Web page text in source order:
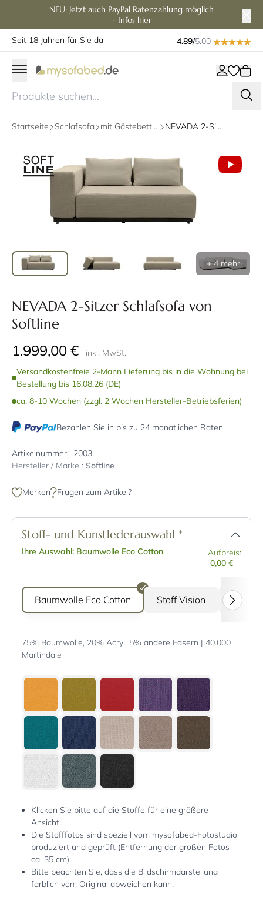
NEU: Jetzt auch PayPal Ratenzahlung möglich
- Infos hier
Seit 18 Jahren für Sie da
4.89/5.00
Startseite Schlafsofa mit Gästebettfunktion NEVADA 2-Sitzer Schlafsofa von Softline
+ 4 mehr
NEVADA 2-Sitzer Schlafsofa von
Softline
1.999,00 €
inkl. MwSt.
Versandkostenfreie 2-Mann Lieferung bis in die Wohnung bei
Bestellung bis 16.08.26 (DE)
ca. 8-10 Wochen (zzgl. 2 Wochen Hersteller-Betriebsferien)
Bezahlen Sie in bis zu 24 monatlichen Raten
Artikelnummer: 2003
Hersteller / Marke : Softline
Merken Fragen zum Artikel?
Stoff- und Kunstlederauswahl *
Ihre Auswahl: Baumwolle Eco Cotton
Aufpreis:
0,00 €
Baumwolle Eco Cotton Stoff Vision Stoff
75% Baumwolle, 20% Acryl, 5% andere Fasern | 40.000
Martindale
Klicken Sie bitte auf die Stoffe für eine größere
Ansicht.
Die Stofffotos sind speziell vom mysofabed-Fotostudio
produziert und geprüft (Entfernung der großen Fotos
ca. 35 cm).
Bitte beachten Sie, dass die Bildschirmdarstellung
farblich vom Original abweichen kann.